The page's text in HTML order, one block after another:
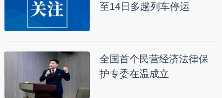
至14日多趟列车停运
全国首个民营经济法律保
护专委在温成立